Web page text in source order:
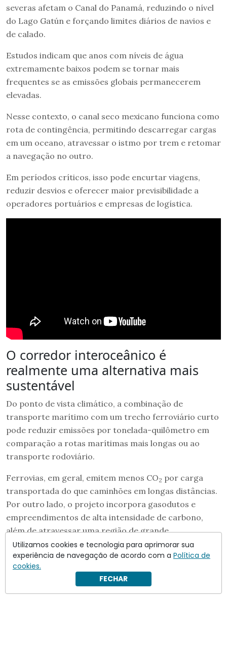
severas afetam o Canal do Panamá, reduzindo o nível
do Lago Gatún e forçando limites diários de navios e
de calado.
Estudos indicam que anos com níveis de água
extremamente baixos podem se tornar mais
frequentes se as emissões globais permanecerem
elevadas.
Nesse contexto, o canal seco mexicano funciona como
rota de contingência, permitindo descarregar cargas
em um oceano, atravessar o istmo por trem e retomar
a navegação no outro.
Em períodos críticos, isso pode encurtar viagens,
reduzir desvios e oferecer maior previsibilidade a
operadores portuários e empresas de logística.
O corredor interoceânico é
realmente uma alternativa mais
sustentável
Do ponto de vista climático, a combinação de
transporte marítimo com um trecho ferroviário curto
pode reduzir emissões por tonelada-quilômetro em
comparação a rotas marítimas mais longas ou ao
transporte rodoviário.
Ferrovias, em geral, emitem menos CO2 por carga
transportada do que caminhões em longas distâncias.
Por outro lado, o projeto incorpora gasodutos e
empreendimentos de alta intensidade de carbono,
além de atravessar uma região de grande
biodiversidade.
Utilizamos cookies e tecnologia para aprimorar sua
experiência de navegação de acordo com a Política de
cookies.
FECHAR